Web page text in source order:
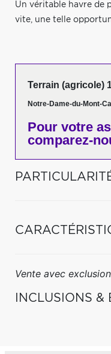
Un véritable havre de
vite, une telle
Terrain (agricole)
Notre-Dame-du-Mont-
Pour votre
comparez-
Vente avec
INCLUSIONS &